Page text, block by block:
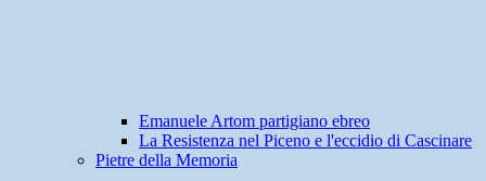
Emanuele Artom partigiano ebreo
La Resistenza nel Piceno e l'eccidio di Cascinare
Pietre della Memoria